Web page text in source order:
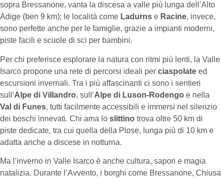
sopra Bressanone, vanta la discesa a valle più lunga dell’Alto
Adige (ben 9 km); le località come Ladurns e Racine, invece,
sono perfette anche per le famiglie, grazie a impianti moderni,
piste facili e scuole di sci per bambini.
Per chi preferisce esplorare la natura con ritmi più lenti, la Valle
Isarco propone una rete di percorsi ideali per ciaspolate ed
escursioni invernali. Tra i più affascinanti ci sono i sentieri
sull’Alpe di Villandro, sull’Alpe di Luson-Rodengo e nella
Val di Funes, tutti facilmente accessibili e immersi nel silenzio
dei boschi innevati. Chi ama lo slittino trova oltre 50 km di
piste dedicate, tra cui quella della Plose, lunga più di 10 km e
adatta anche a discese in notturna.
Ma l’inverno in Valle Isarco è anche cultura, sapori e magia
natalizia. Durante l’Avvento, i borghi come Bressanone, Chiusa